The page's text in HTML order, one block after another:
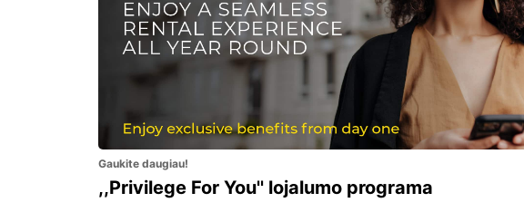
Gaukite daugiau!
,,Privilege For You'' lojalumo programa